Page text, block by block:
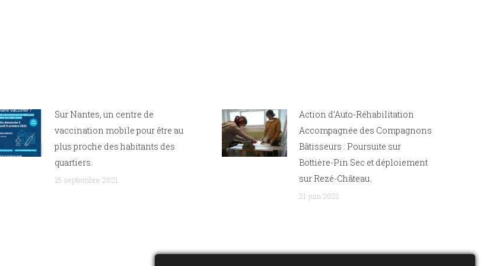
Sur Nantes, un centre de
vaccination mobile pour être au
plus proche des habitants des
quartiers.
15 septembre 2021
Action d’Auto-Réhabilitation
Accompagnée des Compagnons
Bâtisseurs : Poursuite sur
Bottière-Pin Sec et déploiement
sur Rezé-Château.
21 juin 2021